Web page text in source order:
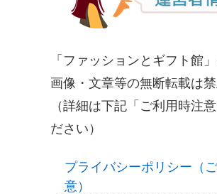
「ファッションとギフト館
画像・文章等の無断転載は
（詳細は下記「ご利用時注
ださい）
プライバシーポリシー（
意）